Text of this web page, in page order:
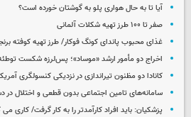
آیا تا به حال هواری پلو به گوشتان خورده است؟
صفر تا ۱۰۰ طرز تهیه شکلات آلمانی
غذای محبوب پاندای کونگ فوکار/ طرز تهیه کوفته
اخراج دو مأمور ارشد «موساد»؛ پس‌لرزه شکست
کانادا دو مظنون تیراندازی در نزدیکی کنسولگری
سامانه‌های تامین اجتماعی بدون قطعی و اختلال
پزشکیان: باید افراد کارآمدتر را به کار گرفت/